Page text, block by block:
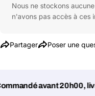
Nous ne stockons
n'avons pas accès à ces
Partager Poser une
avant 20h00, livré